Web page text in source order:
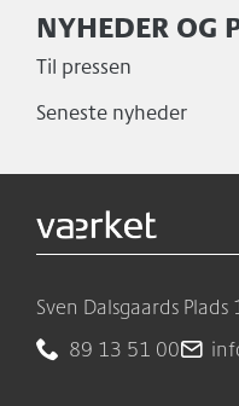
NYHEDER OG
Til pressen
Seneste nyheder
Sven Dalsgaards
89 13 51 00